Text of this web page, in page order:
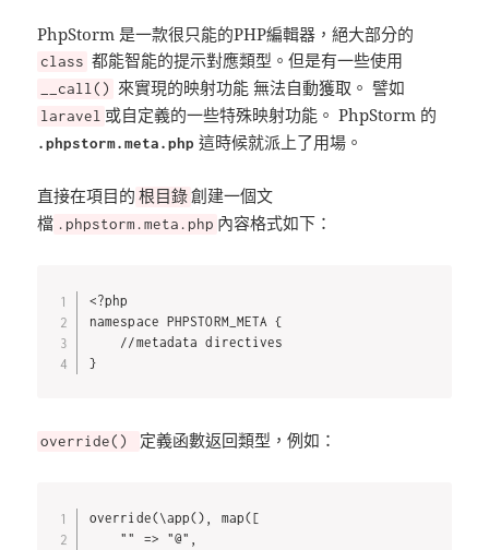
PhpStorm 是一款很只能的PHP編輯器，絕大部分的
class 都能智能的提示對應類型。但是有一些使用
__call() 來實現的映射功能 無法自動獲取。 譬如
laravel 或自定義的一些特殊映射功能。 PhpStorm 的
.phpstorm.meta.php 這時候就派上了用場。
直接在項目的 根目錄 創建一個文
檔 .phpstorm.meta.php 內容格式如下：
<?php
namespace PHPSTORM_META {
    //metadata directives
}
override() 定義函數返回類型，例如：
override(\app(), map([
    "" => "@",